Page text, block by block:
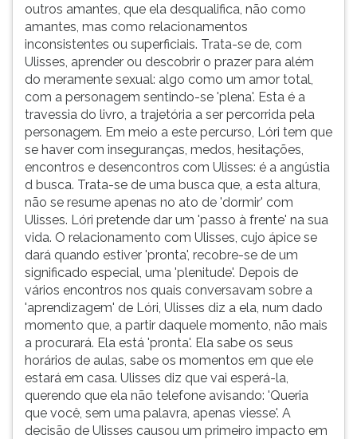
outros amantes, que ela desqualifica, não como
amantes, mas como relacionamentos
inconsistentes ou superficiais. Trata-se de, com
Ulisses, aprender ou descobrir o prazer para além
do meramente sexual: algo como um amor total,
com a personagem sentindo-se 'plena'. Esta é a
travessia do livro, a trajetória a ser percorrida pela
personagem. Em meio a este percurso, Lóri tem que
se haver com inseguranças, medos, hesitações,
encontros e desencontros com Ulisses: é a angústia
d busca. Trata-se de uma busca que, a esta altura,
não se resume apenas no ato de 'dormir' com
Ulisses. Lóri pretende dar um 'passo à frente' na sua
vida. O relacionamento com Ulisses, cujo ápice se
dará quando estiver 'pronta', recobre-se de um
significado especial, uma 'plenitude'. Depois de
vários encontros nos quais conversavam sobre a
'aprendizagem' de Lóri, Ulisses diz a ela, num dado
momento que, a partir daquele momento, não mais
a procurará. Ela está 'pronta'. Ela sabe os seus
horários de aulas, sabe os momentos em que ele
estará em casa. Ulisses diz que vai esperá-la,
querendo que ela não telefone avisando: 'Queria
que você, sem uma palavra, apenas viesse'. A
decisão de Ulisses causou um primeiro impacto em